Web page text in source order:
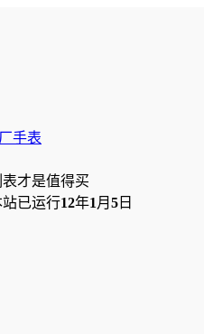
手表
才是值得买
站已运行12年1 月 5 日